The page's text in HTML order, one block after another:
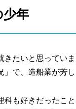
年
きたいと思ってい
で、造船業が芳し
科も好きだったこ